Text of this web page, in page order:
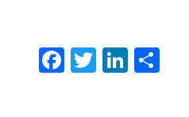
F T Li C